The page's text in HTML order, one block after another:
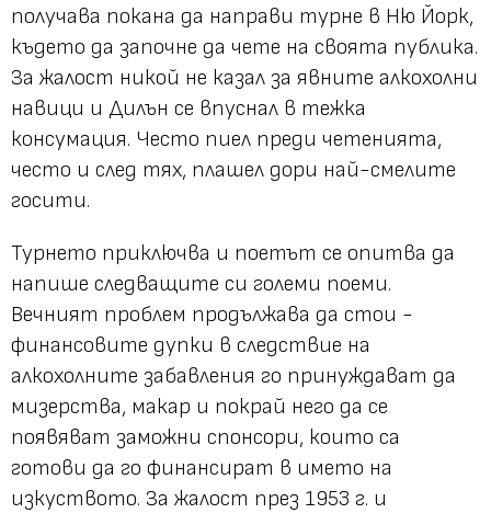
получава покана да направи турне в Ню Йорк,
където да започне да чете на своята публика.
За жалост никой не казал за явните алкохолни
навици и Дилън се впуснал в тежка
консумация. Често пиел преди четенията,
често и след тях, плашел дори най-смелите
госити.
Турнето приключва и поетът се опитва да
напише следващите си големи поеми.
Вечният проблем продължава да стои -
финансовите дупки в следствие на
алкохолните забавления го принуждават да
мизерства, макар и покрай него да се
появяват заможни спонсори, които са
готови да го финансират в името на
изкуството. За жалост през 1953 г. и